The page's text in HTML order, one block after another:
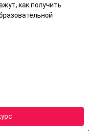
как получить
ли пройти курс